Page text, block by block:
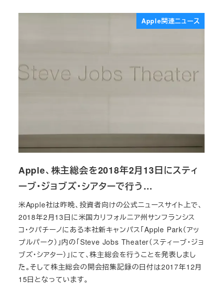
Apple関連ニュース
Apple、株主総会を2018年2月13日にスティ
ーブ・ジョブズ・シアターで行う…
米Apple社は昨晩、投資者向けの公式ニュースサイト上で、
2018年2月13日に米国カリフォルニア州サンフランシス
コ・クパチーノにある本社新キャンパス「Apple Park（アッ
プルパーク）」内の「Steve Jobs Theater（スティーブ・ジョ
ブズ・シアター）」にて、株主総会を行うことを発表しまし
た。そして株主総会の開会招集記録の日付は2017年12月
15日となっています。